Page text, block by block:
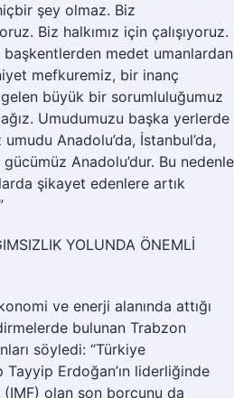
şey olmaz. Biz
Biz halkımız için çalışıyoruz.
başkentlerden medet umanlardan
mefkuremiz, bir inanç
büyük bir sorumluluğumuz
Umudumuzu başka yerlerde
Anadolu’da, İstanbul’da,
Anadolu’dur. Bu nedenle
şikayet edenlere artık
YOLUNDA ÖNEMLİ
ve enerji alanında attığı
bulunan Trabzon
söyledi: “Türkiye
Tayyip Erdoğan’ın liderliğinde
(IMF) olan son borcunu da